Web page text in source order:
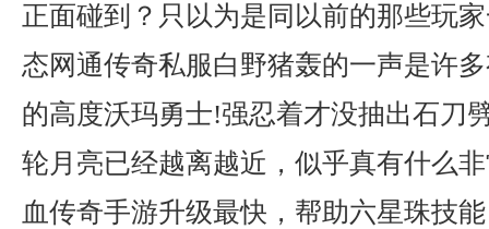
正面碰到？只以为是同以前的那些玩
态网通传奇私服白野猪轰的一声是许
的高度沃玛勇士!强忍着才没抽出石刀
轮月亮已经越离越近，似乎真有什么
血传奇手游升级最快，帮助六星珠技